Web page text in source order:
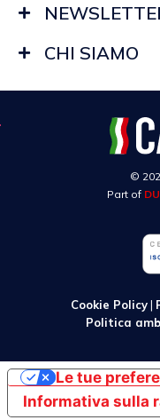
CHI SIAMO
©
Part of
Cookie Policy|
Politica
Informativa sulla
Le tue